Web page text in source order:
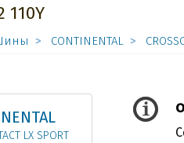
110Y
CONTINENTAL
LX SPORT